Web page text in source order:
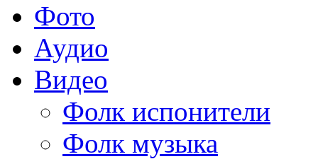
Фото
Аудио
Видео
Фолк испонители
Фолк музыка